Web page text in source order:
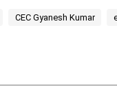
CEC Gyanesh Kumar